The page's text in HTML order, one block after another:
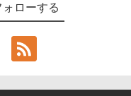
ォローする